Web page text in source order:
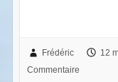
Frédéric 12
Commentaire